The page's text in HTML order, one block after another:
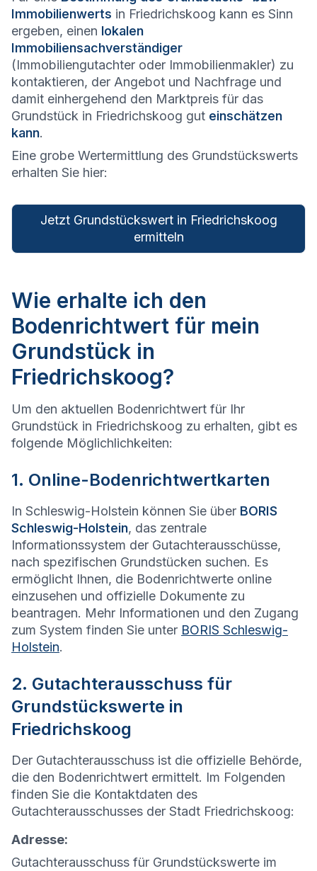
Immobilienwerts in Friedrichskoog kann es Sinn
ergeben, einen lokalen
Immobiliensachverständiger
(Immobiliengutachter oder Immobilienmakler) zu
kontaktieren, der Angebot und Nachfrage und
damit einhergehend den Marktpreis für das
Grundstück in Friedrichskoog gut einschätzen
kann.
Eine grobe Wertermittlung des Grundstückswerts
erhalten Sie hier:
Jetzt Grundstückswert in Friedrichskoog
ermitteln
Wie erhalte ich den
Bodenrichtwert für mein
Grundstück in
Friedrichskoog?
Um den aktuellen Bodenrichtwert für Ihr
Grundstück in Friedrichskoog zu erhalten, gibt es
folgende Möglichlichkeiten:
1. Online-Bodenrichtwertkarten
In Schleswig-Holstein können Sie über BORIS
Schleswig-Holstein, das zentrale
Informationssystem der Gutachterausschüsse,
nach spezifischen Grundstücken suchen. Es
ermöglicht Ihnen, die Bodenrichtwerte online
einzusehen und offizielle Dokumente zu
beantragen. Mehr Informationen und den Zugang
zum System finden Sie unter BORIS Schleswig-
Holstein.
2. Gutachterausschuss für
Grundstückswerte in
Friedrichskoog
Der Gutachterausschuss ist die offizielle Behörde,
die den Bodenrichtwert ermittelt. Im Folgenden
finden Sie die Kontaktdaten des
Gutachterausschusses der Stadt Friedrichskoog:
Adresse:
Gutachterausschuss für Grundstückswerte im